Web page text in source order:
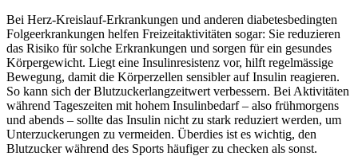
Bei Herz-Kreislauf-Erkrankungen und anderen diabetesbedingten
Folgeerkrankungen helfen Freizeitaktivitäten sogar: Sie reduzieren
das Risiko für solche Erkrankungen und sorgen für ein gesundes
Körpergewicht. Liegt eine Insulinresistenz vor, hilft regelmässige
Bewegung, damit die Körperzellen sensibler auf Insulin reagieren.
So kann sich der Blutzuckerlangzeitwert verbessern. Bei Aktivitäten
während Tageszeiten mit hohem Insulinbedarf – also frühmorgens
und abends – sollte das Insulin nicht zu stark reduziert werden, um
Unterzuckerungen zu vermeiden. Überdies ist es wichtig, den
Blutzucker während des Sports häufiger zu checken als sonst.